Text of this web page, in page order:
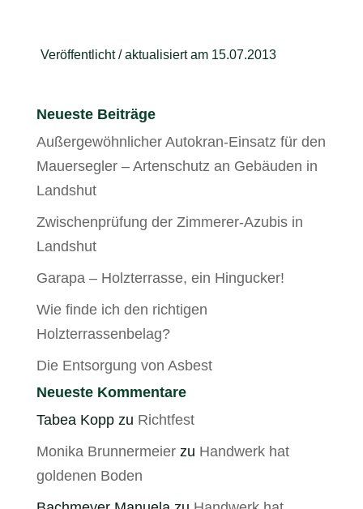
Veröffentlicht / aktualisiert am 15.07.2013
Neueste Beiträge
Außergewöhnlicher Autokran-Einsatz für den
Mauersegler – Artenschutz an Gebäuden in
Landshut
Zwischenprüfung der Zimmerer-Azubis in
Landshut
Garapa – Holzterrasse, ein Hingucker!
Wie finde ich den richtigen
Holzterrassenbelag?
Die Entsorgung von Asbest
Neueste Kommentare
Tabea Koppzu Richtfest
Monika Brunnermeierzu Handwerk hat
goldenen Boden